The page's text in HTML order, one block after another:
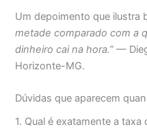
Um depoimento que ilustra
metade comparado com a
dinheiro cai na hora.” —
Horizonte-MG.
Dúvidas que aparecem
1. Qual é exatamente a